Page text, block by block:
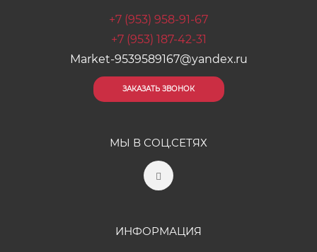
+7 (953) 958-91-67
+7 (953) 187-42-31
Market-9539589167@yandex.ru
ЗАКАЗАТЬ ЗВОНОК
МЫ В СОЦ.СЕТЯХ
ИНФОРМАЦИЯ